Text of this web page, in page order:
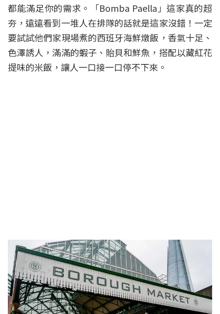
都能滿足你的需求。「Bomba Paella」這家真的超
夯，遠遠看到一堆人在排隊的話就是這家沒錯！一定
要試試他們家現場煮的西班牙海鮮燉飯，香氣十足、
色澤誘人，滿滿的蝦子、貽貝和鮮魚，搭配以藏紅花
提味的米飯，讓人一口接一口停不下來。